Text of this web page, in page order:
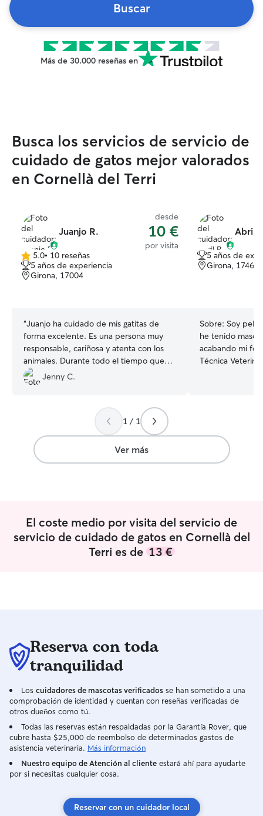
Buscar
Más de 30.000 reseñas en
Busca los servicios de servicio de
cuidado de gatos mejor valorados
en Cornellà del Terri
Juanjo R.
desde
10 €
por visita
5.0
de
5
5.0• 10 reseñas
5 años de experiencia
Girona, 17004
“Juanjo ha cuidado de mis gatitas de
forma excelente. Es una persona muy
responsable, cariñosa y atenta con los
animales. Durante todo el tiempo que
estuvieron a su cargo, me mantuvo
informada enviándome fotos y vídeos, lo
confianza. Se nota que le gustan los
animales y que los trata con mucho
cariño y paciencia. Mis gatitas estuvieron
perfectamente atendidas. Sin duda
volveré a contar con él cuando lo
Jenny C.
Abril
5 años de
Girona, 17463
Sobre: Soy
he tenido
acabando mi
Técnica
servicios en las
compaginar. Voy a cuidar de ellas como
si fueran
1 / 1
Ver más
El coste medio por visita del servicio de
servicio de cuidado de gatos en Cornellà del
Terri es de 13 €
Reserva con toda
tranquilidad
Los cuidadores de mascotas verificados se han sometido a una
comprobación de identidad y cuentan con reseñas verificadas de
otros dueños como tú.
Todas las reservas están respaldadas por la Garantía Rover, que
cubre hasta $25,000 de reembolso de determinados gastos de
asistencia veterinaria. Más información
Nuestro equipo de Atención al cliente estará ahí para ayudarte
por si necesitas cualquier cosa.
Reservar con un cuidador local